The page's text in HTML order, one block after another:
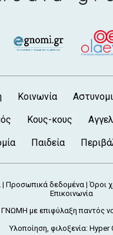
Κοινωνία
Κους-κους
Παιδεία
| Προσωπικά δεδομένα | Όροι
Επικοινωνία
με επιφύλαξη παντός
Υλοποίηση, φιλοξενία: Hyper